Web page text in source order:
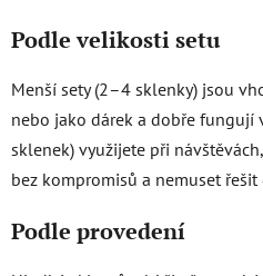
Podle velikosti setu
Menší sety (2–4 sklenky) jsou
nebo jako dárek a dobře fungují
sklenek) využijete při
bez kompromisů a nemuset
Podle provedení